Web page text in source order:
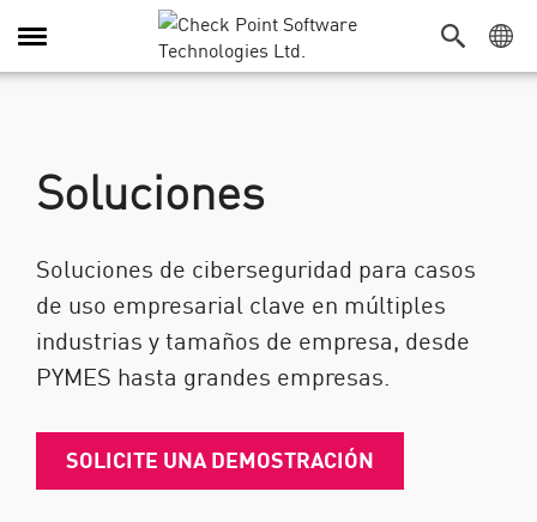
Alternar navegación
Soluciones
Soluciones de ciberseguridad para casos
de uso empresarial clave en múltiples
industrias y tamaños de empresa, desde
PYMES hasta grandes empresas.
SOLICITE UNA DEMOSTRACIÓN